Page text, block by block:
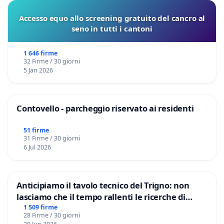
Accesso equo allo screening gratuito del cancro al
seno in tutti i cantoni
1 646 firme
32 Firme / 30 giorni
5 Jan 2026
Contovello - parcheggio riservato ai residenti
51 firme
31 Firme / 30 giorni
6 Jul 2026
Anticipiamo il tavolo tecnico del Trigno: non
lasciamo che il tempo rallenti le ricerche di
Domenico Racanati
1 509 firme
28 Firme / 30 giorni